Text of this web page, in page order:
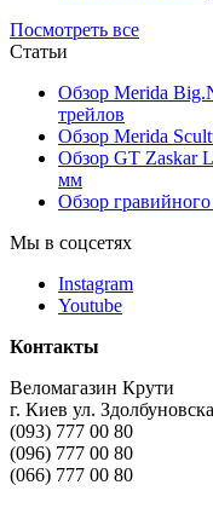
Посмотреть все
Статьи
Обзор Merida
трейлов
Обзор Merida
Обзор GT Zaskar
мм
Обзор
Мы в соцсетях
Instagram
Youtube
Контакты
Веломагазин Крути
г. Киев ул.
(093) 777 00 80
(096) 777 00 80
(066) 777 00 80